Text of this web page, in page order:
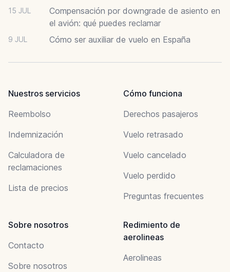
15 JUL
Compensación por downgrade de asiento en
el avión: qué puedes reclamar
9 JUL Cómo ser auxiliar de vuelo en España
Nuestros servicios
Reembolso
Indemnización
Calculadora de
reclamaciones
Lista de precios
Cómo funciona
Derechos pasajeros
Vuelo retrasado
Vuelo cancelado
Vuelo perdido
Preguntas frecuentes
Sobre nosotros
Contacto
Sobre nosotros
Redimiento de
aerolineas
Aerolineas